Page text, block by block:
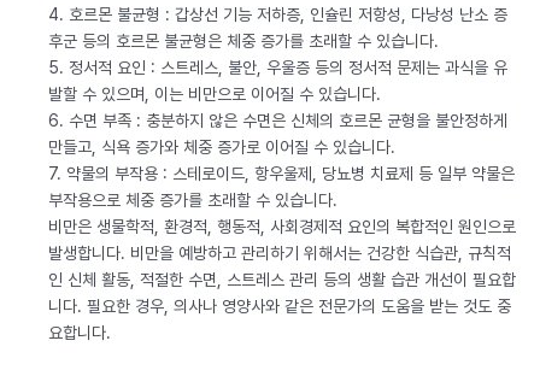
4. 호르몬 불균형 : 갑상선 기능 저하증, 인슐린 저항성, 다낭성 난소 증
후군 등의 호르몬 불균형은 체중 증가를 초래할 수 있습니다.
5. 정서적 요인 : 스트레스, 불안, 우울증 등의 정서적 문제는 과식을 유
발할 수 있으며, 이는 비만으로 이어질 수 있습니다.
6. 수면 부족 : 충분하지 않은 수면은 신체의 호르몬 균형을 불안정하게
만들고, 식욕 증가와 체중 증가로 이어질 수 있습니다.
7. 약물의 부작용 : 스테로이드, 항우울제, 당뇨병 치료제 등 일부 약물은
부작용으로 체중 증가를 초래할 수 있습니다.
비만은 생물학적, 환경적, 행동적, 사회경제적 요인의 복합적인 원인으로
발생합니다. 비만을 예방하고 관리하기 위해서는 건강한 식습관, 규칙적
인 신체 활동, 적절한 수면, 스트레스 관리 등의 생활 습관 개선이 필요합
니다. 필요한 경우, 의사나 영양사와 같은 전문가의 도움을 받는 것도 중
요합니다.